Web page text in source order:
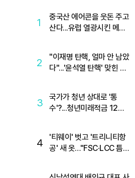
1
중국산 에어콘을 웃돈 주고
산다...유럽 열광시킨 메이
2
"이재명 탄핵, 얼마 안 남았
다"...'윤석열 탄핵' 맞힌 무
3
국가가 청년 상대로 '통
수'?...청년미래적금 12%
4
'티웨이' 벗고 '트리니티항
공' 새 옷…"FSC·LCC 틈